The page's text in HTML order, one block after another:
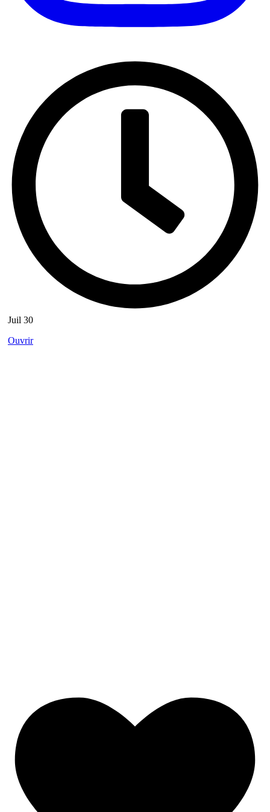
Juil 30
Ouvrir